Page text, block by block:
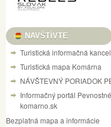
NAVŠTÍVTE
Turistická informačná
Turistická mapa Komárna
NÁVŠTEVNÝ PORIADOK
Informačný portál
komarno.sk
Bezplatná mapa a informácie